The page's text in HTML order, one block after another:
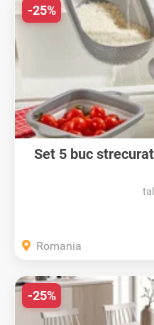
Set 5 buc
-25%
Romania
-25%